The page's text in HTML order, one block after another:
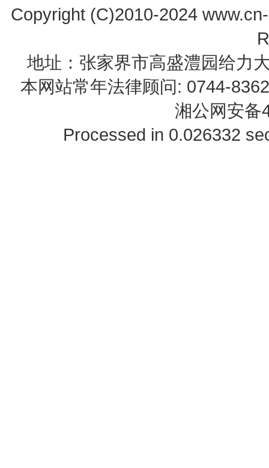
Copyright (C)2010-2024
地址：张家界市高盛澧园给力
本网站常年法律顾问: 0744-
湘公网安备
Processed in 0.026332